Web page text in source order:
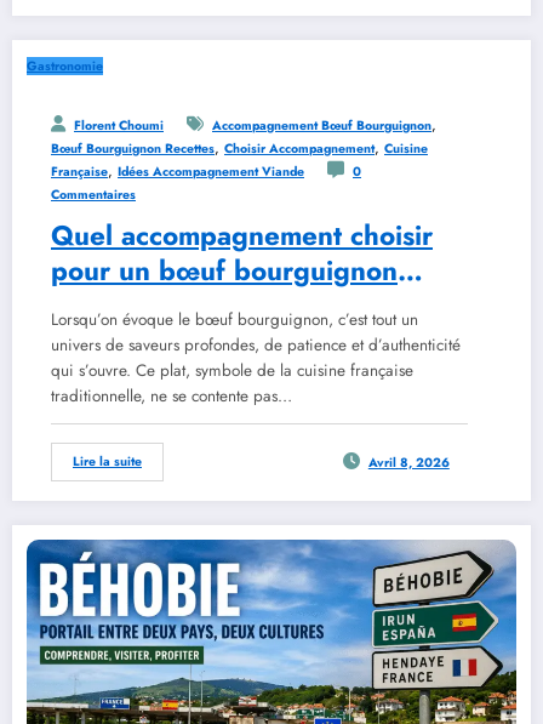
Gastronomie
Florent Choumi Accompagnement Bœuf Bourguignon,
Bœuf Bourguignon Recettes, Choisir Accompagnement, Cuisine
Française, Idées Accompagnement Viande
0
Commentaires
Quel accompagnement choisir
pour un bœuf bourguignon
réussi
Lorsqu’on évoque le bœuf bourguignon, c’est tout un
univers de saveurs profondes, de patience et d’authenticité
qui s’ouvre. Ce plat, symbole de la cuisine française
traditionnelle, ne se contente pas…
Lire la suite Avril 8, 2026